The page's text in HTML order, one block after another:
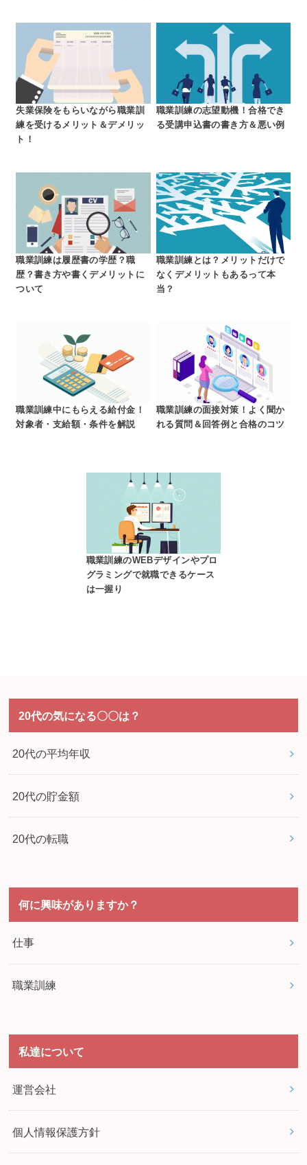
失業保険をもらいながら職業訓
練を受けるメリット＆デメリッ
ト！
職業訓練の志望動機！合格でき
る受講申込書の書き方＆悪い例
職業訓練は履歴書の学歴？職
歴？書き方や書くデメリットに
ついて
職業訓練とは？メリットだけで
なくデメリットもあるって本
当？
職業訓練中にもらえる給付金！
対象者・支給額・条件を解説
職業訓練の面接対策！よく聞か
れる質問＆回答例と合格のコツ
職業訓練のWEBデザインやプロ
グラミングで就職できるケース
は一握り
20代の気になる〇〇は？
20代の平均年収
20代の貯金額
20代の転職
何に興味がありますか？
仕事
職業訓練
私達について
運営会社
個人情報保護方針